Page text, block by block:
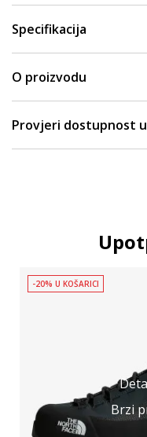
Specifikacija
O proizvodu
Provjeri dostupnost
Brzi
-20% U KOŠARICI